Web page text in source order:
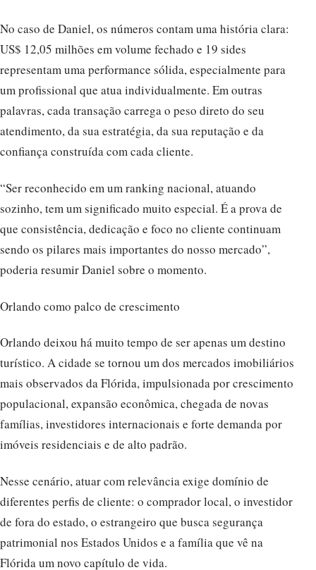
No caso de Daniel, os números contam uma história clara:
US$ 12,05 milhões em volume fechado e 19 sides
representam uma performance sólida, especialmente para
um profissional que atua individualmente. Em outras
palavras, cada transação carrega o peso direto do seu
atendimento, da sua estratégia, da sua reputação e da
confiança construída com cada cliente.
“Ser reconhecido em um ranking nacional, atuando
sozinho, tem um significado muito especial. É a prova de
que consistência, dedicação e foco no cliente continuam
sendo os pilares mais importantes do nosso mercado”,
poderia resumir Daniel sobre o momento.
Orlando como palco de crescimento
Orlando deixou há muito tempo de ser apenas um destino
turístico. A cidade se tornou um dos mercados imobiliários
mais observados da Flórida, impulsionada por crescimento
populacional, expansão econômica, chegada de novas
famílias, investidores internacionais e forte demanda por
imóveis residenciais e de alto padrão.
Nesse cenário, atuar com relevância exige domínio de
diferentes perfis de cliente: o comprador local, o investidor
de fora do estado, o estrangeiro que busca segurança
patrimonial nos Estados Unidos e a família que vê na
Flórida um novo capítulo de vida.